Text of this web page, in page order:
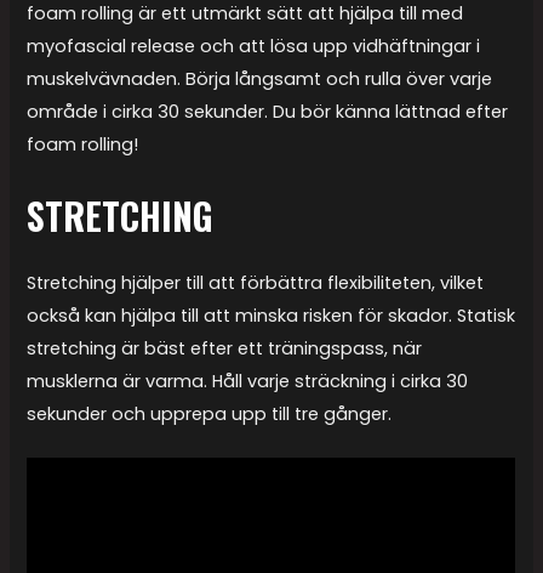
foam rolling är ett utmärkt sätt att hjälpa till med
myofascial release och att lösa upp vidhäftningar i
muskelvävnaden. Börja långsamt och rulla över varje
område i cirka 30 sekunder. Du bör känna lättnad efter
foam rolling!
STRETCHING
Stretching hjälper till att förbättra flexibiliteten, vilket
också kan hjälpa till att minska risken för skador. Statisk
stretching är bäst efter ett träningspass, när
musklerna är varma. Håll varje sträckning i cirka 30
sekunder och upprepa upp till tre gånger.